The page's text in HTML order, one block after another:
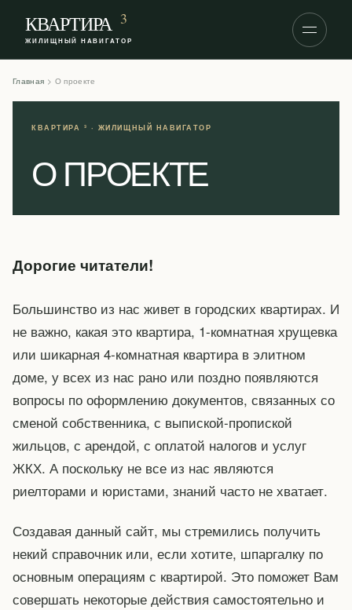
КВАРТИРА 3
ЖИЛИЩНЫЙ НАВИГАТОР
Главная > О проекте
О ПРОЕКТЕ
Дорогие читатели!
Большинство из нас живет в городских квартирах. И
не важно, какая это квартира, 1-комнатная хрущевка
или шикарная 4-комнатная квартира в элитном
доме, у всех из нас рано или поздно появляются
вопросы по оформлению документов, связанных со
сменой собственника, с выпиской-пропиской
жильцов, с арендой, с оплатой налогов и услуг
ЖКХ. А поскольку не все из нас являются
риелторами и юристами, знаний часто не хватает.
Создавая данный сайт, мы стремились получить
некий справочник или, если хотите, шпаргалку по
основным операциям с квартирой. Это поможет Вам
совершать некоторые действия самостоятельно и